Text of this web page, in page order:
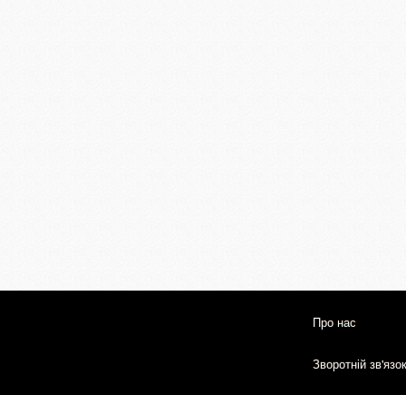
Про нас
Зворотній зв'язок